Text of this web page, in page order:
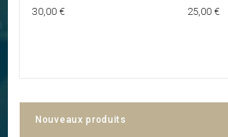
30,00 € 25,00 €
Nouveaux produits